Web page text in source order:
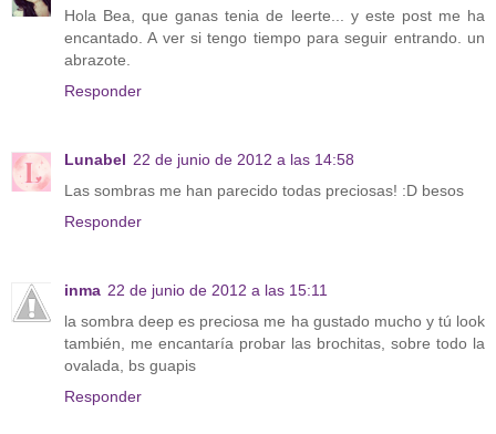
Hola Bea, que ganas tenia de leerte... y este post me ha
encantado. A ver si tengo tiempo para seguir entrando. un
abrazote.
Responder
Lunabel 22 de junio de 2012 a las 14:58
Las sombras me han parecido todas preciosas! :D besos
Responder
inma 22 de junio de 2012 a las 15:11
la sombra deep es preciosa me ha gustado mucho y tú look
también, me encantaría probar las brochitas, sobre todo la
ovalada, bs guapis
Responder